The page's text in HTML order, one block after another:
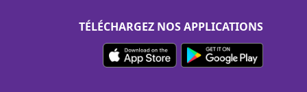
TÉLÉCHARGEZ NOS APPLICATIONS